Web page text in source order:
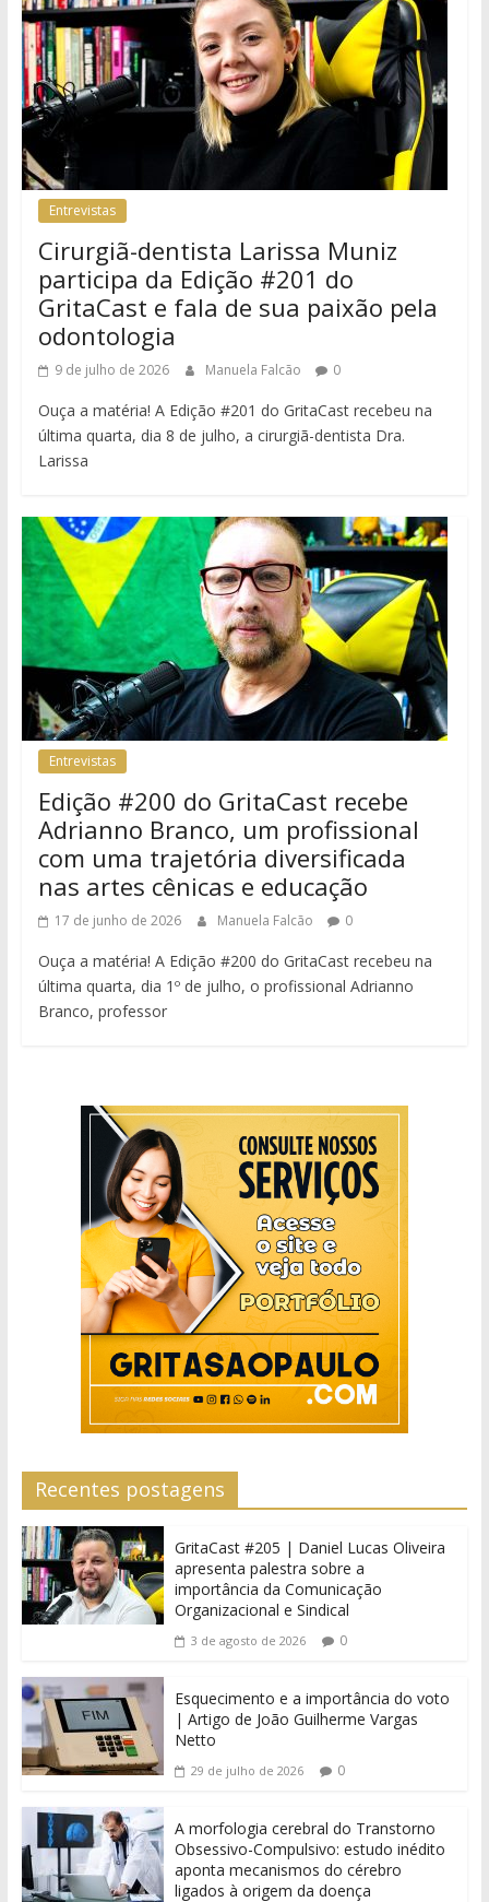
Entrevistas
Cirurgiã-dentista Larissa Muniz
participa da Edição #201 do
GritaCast e fala de sua paixão pela
odontologia
9 de julho de 2026 Manuela Falcão 0
Ouça a matéria! A Edição #201 do GritaCast recebeu na
última quarta, dia 8 de julho, a cirurgiã-dentista Dra.
Larissa
Entrevistas
Edição #200 do GritaCast recebe
Adrianno Branco, um profissional
com uma trajetória diversificada
nas artes cênicas e educação
17 de junho de 2026 Manuela Falcão 0
Ouça a matéria! A Edição #200 do GritaCast recebeu na
última quarta, dia 1º de julho, o profissional Adrianno
Branco, professor
Recentes postagens
GritaCast #205 | Daniel Lucas Oliveira
apresenta palestra sobre a
importância da Comunicação
Organizacional e Sindical
3 de agosto de 2026 0
Esquecimento e a importância do voto
| Artigo de João Guilherme Vargas
Netto
29 de julho de 2026 0
A morfologia cerebral do Transtorno
Obsessivo-Compulsivo: estudo inédito
aponta mecanismos do cérebro
ligados à origem da doença